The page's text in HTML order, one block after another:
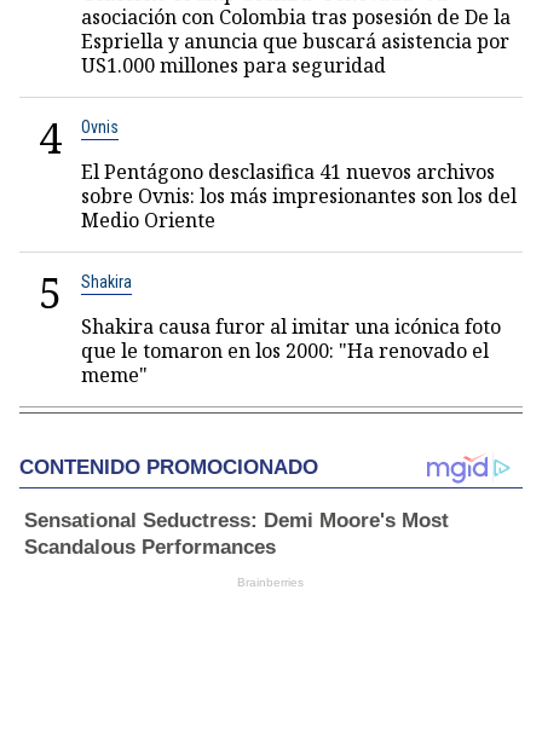
asociación con Colombia tras posesión de De la
Espriella y anuncia que buscará asistencia por
US1.000 millones para seguridad
4 Ovnis
El Pentágono desclasifica 41 nuevos archivos
sobre Ovnis: los más impresionantes son los del
Medio Oriente
5 Shakira
Shakira causa furor al imitar una icónica foto
que le tomaron en los 2000: "Ha renovado el
meme"